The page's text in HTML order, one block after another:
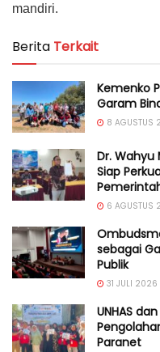
mandiri.
Berita Terkait
Kemenko
Garam
8 AGUSTUS
Dr. Wahyu
Siap
6 AGUSTUS
sebagai
Publik
31 JULI 2026
UNHAS
Paranet